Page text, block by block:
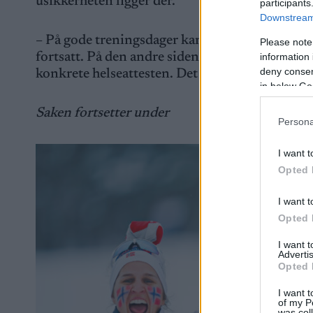
Please
information
deny
in below
I want
Opted
I want
Opted
I want
Opted
I want
of my
– På gode treningsdager kan jeg kjenne på
fortsatt. På den andre siden kan jeg ofte si til
konkrete helseattesten. Det er en vond
Saken fortsetter under